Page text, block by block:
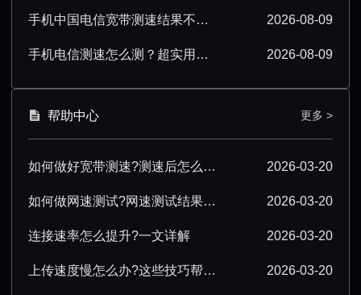
手机中国电信宽带测速结果不准确该怎么办？ 2026-08-09
手机电信测速怎么测？超实用操作技巧分享 2026-08-09
帮助中心 更多 >
如何做好宽带测速?测速后怎么优化? 2026-03-20
如何做网速测试?网速测试结果怎么解读? 2026-03-20
连接速率怎么提升?一文详解 2026-03-20
上传速度慢怎么办?这些技巧帮你提速 2026-03-20